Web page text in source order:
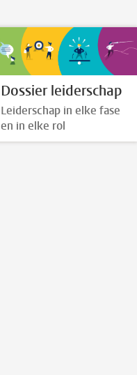
Dossier leiderschap
Leiderschap in elke fase
en in elke rol